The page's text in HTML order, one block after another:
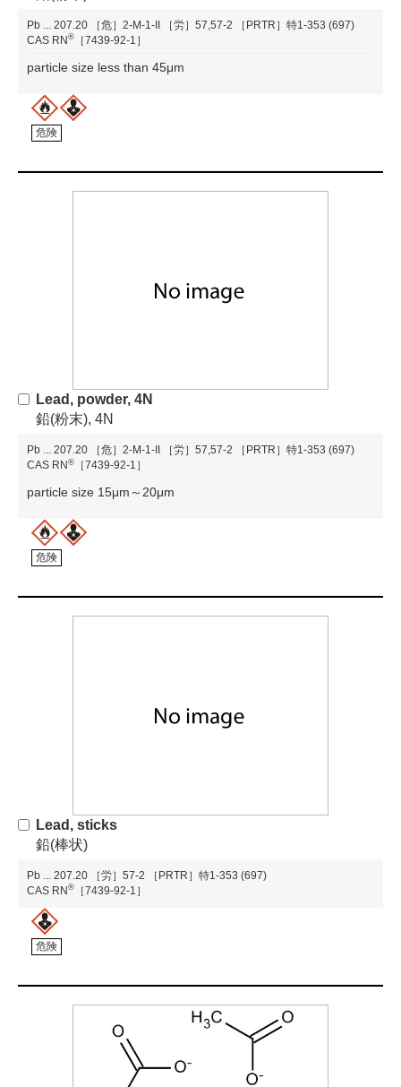
Pb ... 207.20 ［危］2-M-1-II ［労］57,57-2
［PRTR］特1-353 (697)
CAS RN® ［7439-92-1］
particle size less than 45μm
危険
Lead, powder, 4N
鉛(粉末), 4N
Pb ... 207.20 ［危］2-M-1-II ［労］57,57-2
［PRTR］特1-353 (697)
CAS RN ® ［7439-92-1］
particle size 15μm～20μm
危険
Lead, sticks
鉛(棒状)
Pb ... 207.20 ［労］57-2
［PRTR］特1-353 (697)
CAS RN ® ［7439-92-1］
危険